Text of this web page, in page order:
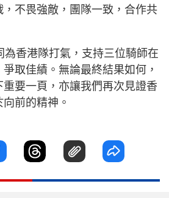
不畏強敵，團隊一致，合作共
為香港隊打氣，支持三位騎師在
取佳績。無論最終結果如何，
要一頁，亦讓我們再次見證香
前的精神。